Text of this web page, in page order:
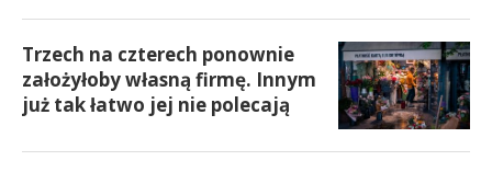
Trzech na czterech ponownie
założyłoby własną firmę. Innym
już tak łatwo jej nie polecają